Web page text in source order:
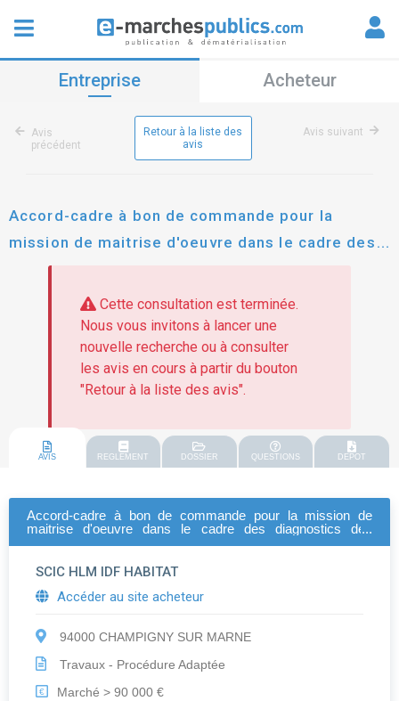
Entreprise Acheteur
Avis
précédent
Retour à la liste des
avis
Avis suivant
Accord-cadre à bon de commande pour la
mission de maitrise d'oeuvre dans le cadre des
diagnostics des réseaux d'assainissement
Cette consultation est terminée.
Nous vous invitons à lancer une
nouvelle recherche ou à consulter
les avis en cours à partir du bouton
"Retour à la liste des avis".
AVIS REGLEMENT DOSSIER QUESTIONS DEPOT
Accord-cadre à bon de commande pour la mission de
maitrise d'oeuvre dans le cadre des diagnostics des
SCIC HLM IDF HABITAT
Accéder au site acheteur
94000 CHAMPIGNY SUR MARNE
Travaux - Procédure Adaptée
€
Marché > 90 000 €